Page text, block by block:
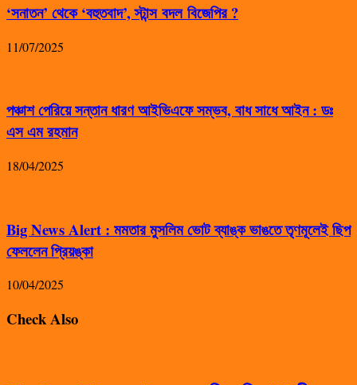
‘সনাতন’ থেকে ‘বহুতবাদ’, স্টান্স বদল বিজেপির ?
11/07/2025
পঞ্চাশ পেরিয়ে সন্তান ধারণ আইভিএফে সম্ভব, বাধ সাধে আইন : ডঃ
এস এম রহমান
18/04/2025
Big News Alert : মমতার মুসলিম ভোট ব্যাঙ্ক ভাঙতে তৃণমূলেই ছিপ
ফেললেন প্রিয়ঙ্কা
10/04/2025
Check Also